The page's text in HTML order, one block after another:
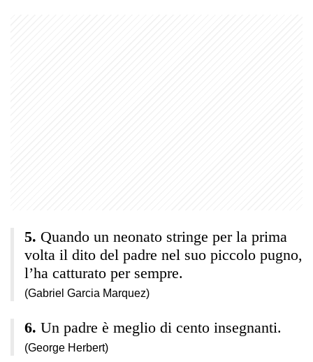
Quando un neonato stringe per la prima
volta il dito del padre nel suo piccolo pugno,
l’ha catturato per sempre.
(Gabriel Garcia Marquez)
Un padre è meglio di cento insegnanti.
(George Herbert)